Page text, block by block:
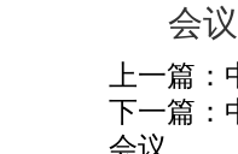
会议
上一篇：
下一篇：
会议